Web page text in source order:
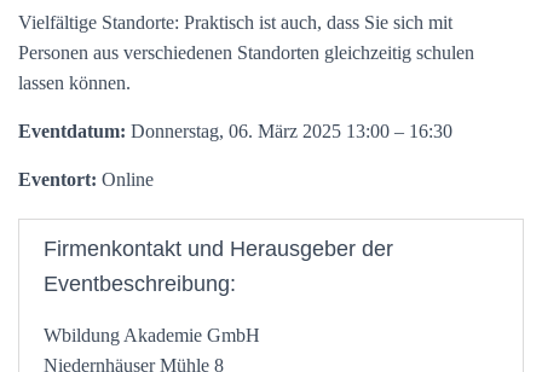
Vielfältige Standorte: Praktisch ist auch, dass Sie sich mit
Personen aus verschiedenen Standorten gleichzeitig schulen
lassen können.
Eventdatum: Donnerstag, 06. März 2025 13:00 – 16:30
Eventort: Online
Firmenkontakt und Herausgeber der
Eventbeschreibung:
Wbildung Akademie GmbH
Niedernhäuser Mühle 8